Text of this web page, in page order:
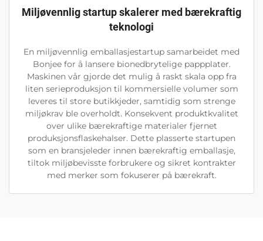
Miljøvennlig startup skalerer med bærekraftig
teknologi
En miljøvennlig emballasjestartup samarbeidet med
Bonjee for å lansere bionedbrytelige pappplater.
Maskinen vår gjorde det mulig å raskt skala opp fra
liten serieproduksjon til kommersielle volumer som
leveres til store butikkjeder, samtidig som strenge
miljøkrav ble overholdt. Konsekvent produktkvalitet
over ulike bærekraftige materialer fjernet
produksjonsflaskehalser. Dette plasserte startupen
som en bransjeleder innen bærekraftig emballasje,
tiltok miljøbevisste forbrukere og sikret kontrakter
med merker som fokuserer på bærekraft.